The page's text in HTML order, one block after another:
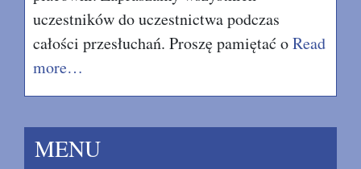
uczestników do uczestnictwa podczas
całości przesłuchań. Proszę pamiętać oRead
more…
MENU